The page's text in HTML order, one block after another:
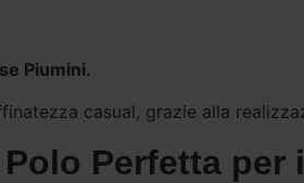
Piumini.
casual, grazie alla
Perfetta per